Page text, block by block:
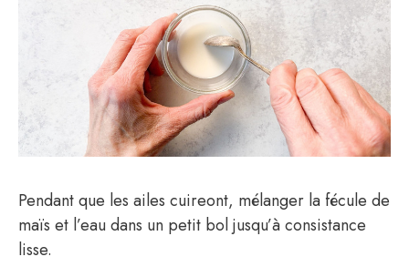
Pendant que les ailes cuireont, mélanger la fécule de
maïs et l’eau dans un petit bol jusqu’à consistance
lisse.